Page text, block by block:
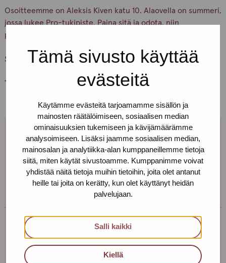
Tämä sivusto käyttää
evästeitä
Käytämme evästeitä tarjoamamme sisällön ja
mainosten räätälöimiseen, sosiaalisen median
ominaisuuksien tukemiseen ja kävijämäärämme
analysoimiseen. Lisäksi jaamme sosiaalisen median,
mainosalan ja analytiikka-alan kumppaneillemme tietoja
siitä, miten käytät sivustoamme. Kumppanimme voivat
yhdistää näitä tietoja muihin tietoihin, joita olet antanut
heille tai joita on kerätty, kun olet käyttänyt heidän
palvelujaan.
Salli kaikki
Kiellä
Osoitteemme on Aleksis Kiven katu 10. Alaovella on summeri,
jossa lukee Pro-tukipiste. Paina sitä ja odota, niin
päästämme sinut sisälle. Toimistomme on 3. kerroksessa.
Soita jos et löydä perille!
Tervetuloa!
Jos et pääse paikalle, mutta haluaisit
tavata, niin ota yhteyttä!
Voimme sopia sinulle sopivan ajan ja paikan!
Tampereen toimipiste
+358 (0)45 265 0480